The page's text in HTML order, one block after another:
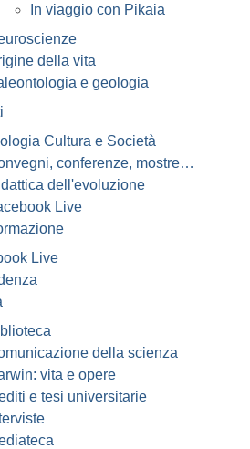
In viaggio con Pikaia
della vita
e geologia
Cultura e Società
conferenze, mostre…
dell'evoluzione
Live
Live
della scienza
vita e opere
e tesi universitarie